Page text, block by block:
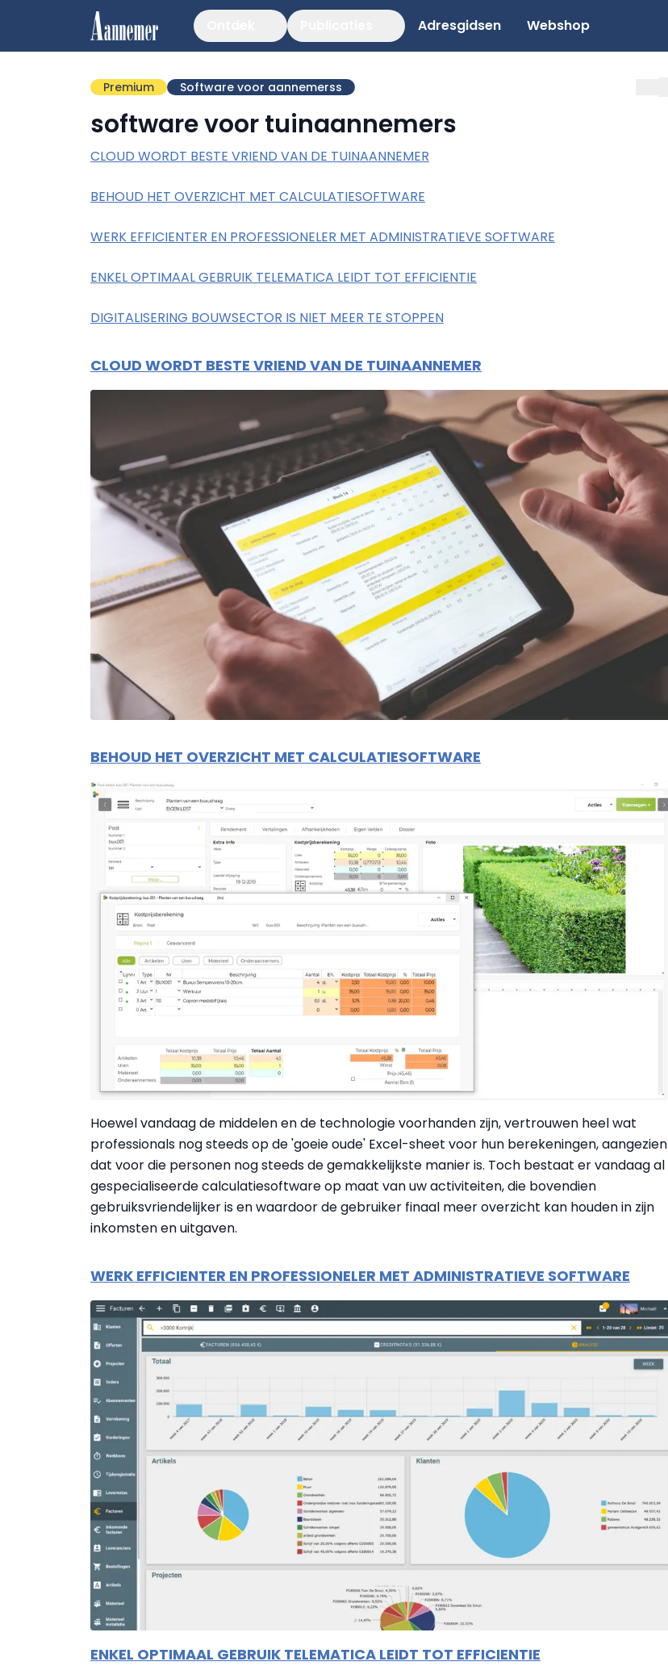
Adresgidsen Webshop
Premium Software voor aannemerss
software voor tuinaannemers
CLOUD WORDT BESTE VRIEND VAN DE TUINAANNEMER
BEHOUD HET OVERZICHT MET CALCULATIESOFTWARE
WERK EFFICIENTER EN PROFESSIONELER MET ADMINISTRATIEVE SOFTWARE
ENKEL OPTIMAAL GEBRUIK TELEMATICA LEIDT TOT EFFICIENTIE
DIGITALISERING BOUWSECTOR IS NIET MEER TE STOPPEN
CLOUD WORDT BESTE VRIEND VAN DE TUINAANNEMER
BEHOUD HET OVERZICHT MET CALCULATIESOFTWARE
Hoewel vandaag de middelen en de technologie voorhanden zijn, vertrouwen heel wat
professionals nog steeds op de 'goeie oude' Excel-sheet voor hun berekeningen, aangezien
dat voor die personen nog steeds de gemakkelijkste manier is. Toch bestaat er vandaag al
gespecialiseerde calculatiesoftware op maat van uw activiteiten, die bovendien
gebruiksvriendelijker is en waardoor de gebruiker finaal meer overzicht kan houden in zijn
inkomsten en uitgaven.
WERK EFFICIENTER EN PROFESSIONELER MET ADMINISTRATIEVE SOFTWARE
ENKEL OPTIMAAL GEBRUIK TELEMATICA LEIDT TOT EFFICIENTIE